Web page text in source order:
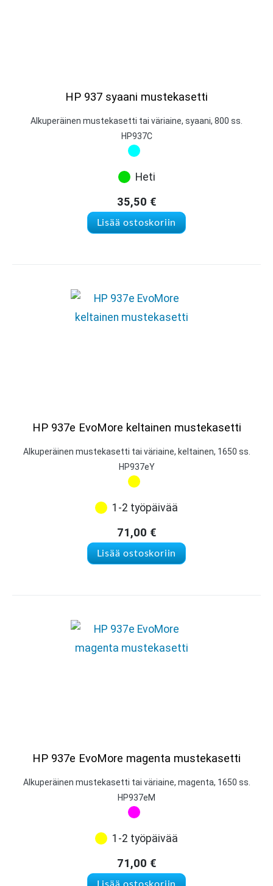
HP 937 syaani mustekasetti
Alkuperäinen mustekasetti tai väriaine, syaani, 800 ss.
HP937C
Heti
35,50 €
Lisää ostoskoriin
HP 937e EvoMore keltainen mustekasetti
Alkuperäinen mustekasetti tai väriaine, keltainen, 1650 ss.
HP937eY
1-2 työpäivää
71,00 €
Lisää ostoskoriin
HP 937e EvoMore magenta mustekasetti
Alkuperäinen mustekasetti tai väriaine, magenta, 1650 ss.
HP937eM
1-2 työpäivää
71,00 €
Lisää ostoskoriin